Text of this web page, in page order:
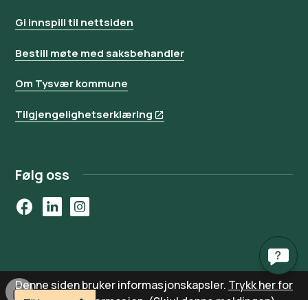
Gi innspill til nettsiden
Bestill møte med saksbehandler
Om Tysvær kommune
Tilgjengelighetserklæring
Følg oss
FacebookLinkedInInstagram
Denne siden bruker informasjonskapsler. Trykk her for